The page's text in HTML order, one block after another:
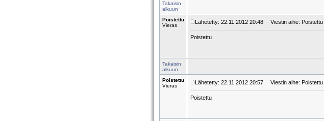
Takaisin
alkuun
Poistettu
Vieras
Lähetetty: 22.11.2012 20:48 Viestin aihe: Poistettu
Poistettu
Takaisin
alkuun
Poistettu
Vieras
Lähetetty: 22.11.2012 20:57 Viestin aihe: Poistettu
Poistettu